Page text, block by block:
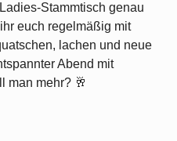
Stammtisch genau
euch regelmäßig mit
lachen und neue
Abend mit
man mehr? 🥂